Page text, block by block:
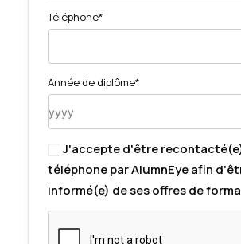
Téléphone*
Année de diplôme*
J'accepte d'être
téléphone par AlumnEye afin
informé(e) de ses offres de